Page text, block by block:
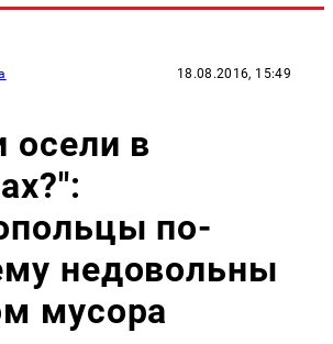
18.08.2016, 15:49
осели в
по-
недовольны
мусора